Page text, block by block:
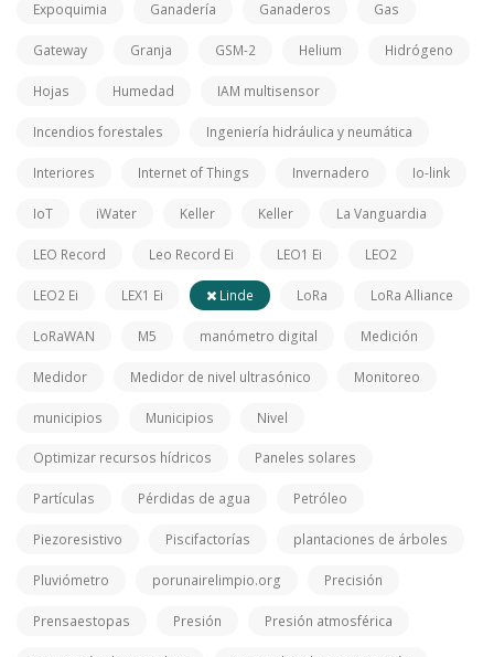
Expoquimia Ganadería Ganaderos Gas
Gateway Granja GSM-2 Helium Hidrógeno
Hojas Humedad IAM multisensor
Incendios forestales Ingeniería hidráulica y neumática
Interiores Internet of Things Invernadero Io-link
IoT iWater Keller Keller La Vanguardia
LEO Record Leo Record Ei LEO1 Ei LEO2
LEO2 Ei LEX1 Ei Linde LoRa LoRa Alliance
LoRaWAN M5 manómetro digital Medición
Medidor Medidor de nivel ultrasónico Monitoreo
municipios Municipios Nivel
Optimizar recursos hídricos Paneles solares
Partículas Pérdidas de agua Petróleo
Piezoresistivo Piscifactorías plantaciones de árboles
Pluviómetro porunairelimpio.org Precisión
Prensaestopas Presión Presión atmosférica